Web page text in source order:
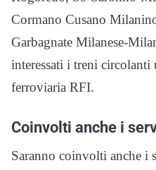
Cormano Cusano
Garbagnate Milanese-
interessati i treni circolanti
ferroviaria RFI.
Coinvolti anche i
Saranno coinvolti anche i